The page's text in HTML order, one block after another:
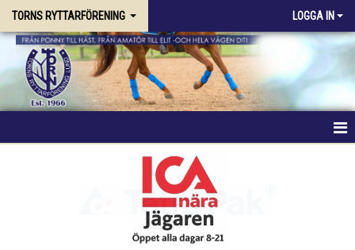
TORNS RYTTARFÖRENING LOGGA IN